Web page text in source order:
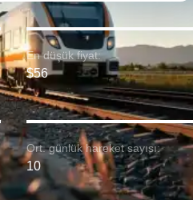
En düşük fiyat:
$56
Ort. günlük hareket sayısı:
10